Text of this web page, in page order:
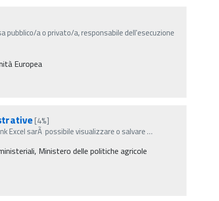
pubblico/a o privato/a, responsabile dell'esecuzione
Europea
[4%]
Excel sarÃ possibile visualizzare o salvare…
Ministero delle politiche agricole